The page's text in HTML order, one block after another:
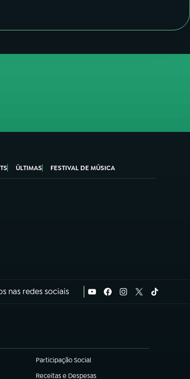
ÚLTIMAS FESTIVAL DE MÚSICA
nas redes sociais
Participação Social
(abre em nova aba)
Receitas e Despesas